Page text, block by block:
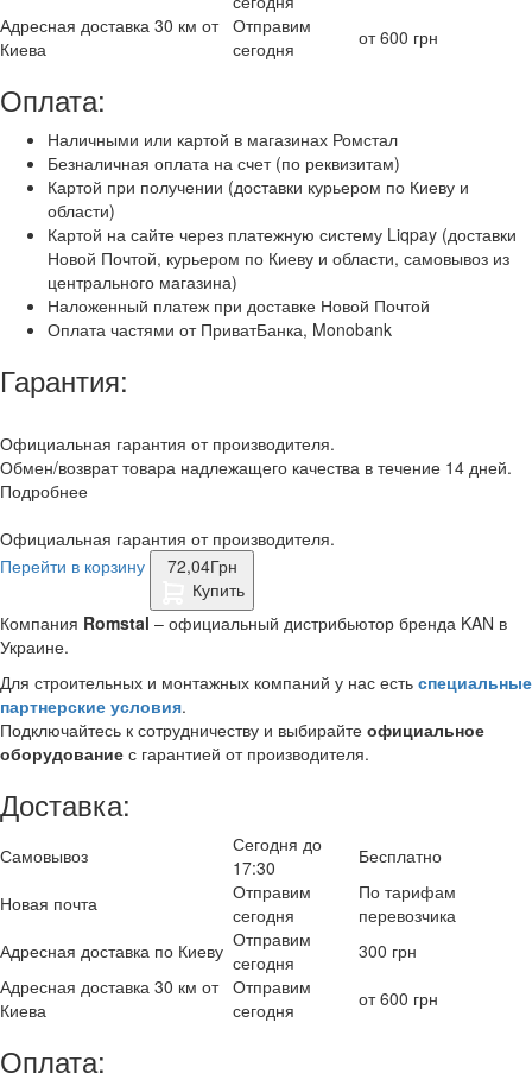
Адресная доставка 30 км от
Киева
Отправим
сегодня
от 600 грн
Оплата:
Наличными или картой в магазинах Ромстал
Безналичная оплата на счет (по реквизитам)
Картой при получении (доставки курьером по Киеву и
области)
Картой на сайте через платежную систему Liqpay (доставки
Новой Почтой, курьером по Киеву и области, самовывоз из
центрального магазина)
Наложенный платеж при доставке Новой Почтой
Оплата частями от ПриватБанка, Monobank
Гарантия:
Официальная гарантия от производителя.
Обмен/возврат товара надлежащего качества в течение 14 дней.
Подробнее
Официальная гарантия от производителя.
Перейти в корзину
72,04Грн
Купить
Компания Romstal – официальный дистрибьютор бренда KAN в
Украине.
Для строительных и монтажных компаний у нас есть специальные
партнерские условия.
Подключайтесь к сотрудничеству и выбирайте официальное
оборудование с гарантией от производителя.
Доставка:
Самовывоз
Сегодня до
17:30
Бесплатно
Новая почта
Отправим
сегодня
По тарифам
перевозчика
Адресная доставка по Киеву Отправим
сегодня
300 грн
Адресная доставка 30 км от
Киева
Отправим
сегодня
от 600 грн
Оплата: